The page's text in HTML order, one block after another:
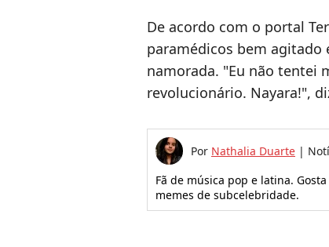
De acordo com o portal
paramédicos bem agitado
namorada. "Eu não tentei
revolucionário. Nayara!",
Por Nathalia Duarte |
Fã de música pop e latina.
memes de subcelebridade.